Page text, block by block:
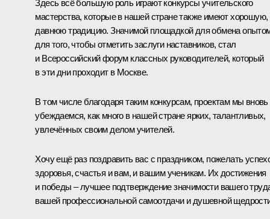
Здесь всё большую роль играют конкурсы учительского
мастерства, которые в нашей стране также имеют хорошую,
давнюю традицию. Значимой площадкой для обмена
для того, чтобы отметить заслуги наставников, стал
и Всероссийский форум классных руководителей, который
в эти дни проходит в Москве.
В том числе благодаря таким конкурсам, проектам мы вновь
убеждаемся, как много в нашей стране ярких, талантливых,
увлечённых своим делом учителей.
Хочу ещё раз поздравить вас с праздником, пожелать
здоровья, счастья и вам, и вашим ученикам. Их достижения
и победы – лучшее подтверждение значимости вашего
вашей профессиональной самоотдачи и душевной